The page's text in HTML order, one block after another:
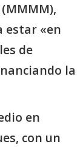
estar «en
de
la
en
con un